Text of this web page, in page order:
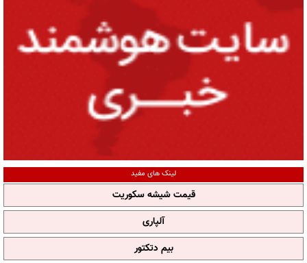
لینک های مفید
قیمت شیشه سکوریت
آلپاری
بیم دتکتور